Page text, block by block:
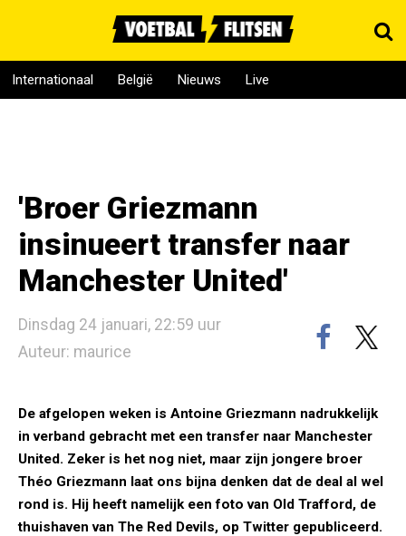
Internationaal België Nieuws Live
'Broer Griezmann
insinueert transfer naar
Manchester United'
Dinsdag 24 januari, 22:59 uur
Auteur: maurice
De afgelopen weken is Antoine Griezmann nadrukkelijk
in verband gebracht met een transfer naar Manchester
United. Zeker is het nog niet, maar zijn jongere broer
Théo Griezmann laat ons bijna denken dat de deal al wel
rond is. Hij heeft namelijk een foto van Old Trafford, de
thuishaven van The Red Devils, op Twitter gepubliceerd.